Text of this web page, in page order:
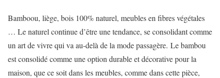
Bamboou, liège, bois 100% naturel, meubles en fibres végétales
… Le naturel continue d’être une tendance, se consolidant comme
un art de vivre qui va au-delà de la mode passagère. Le bambou
est consolidé comme une option durable et décorative pour la
maison, que ce soit dans les meubles, comme dans cette pièce,